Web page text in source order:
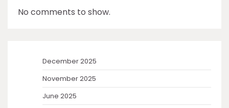
No comments to show.
December 2025
November 2025
June 2025